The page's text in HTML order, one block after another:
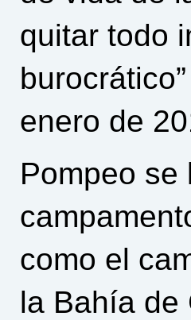
quitar todo
enero de
Pompeo se
como el
la Bahía de